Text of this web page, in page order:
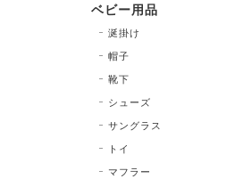
ベビー用品
涎掛け
帽子
靴下
シューズ
サングラス
トイ
マフラー